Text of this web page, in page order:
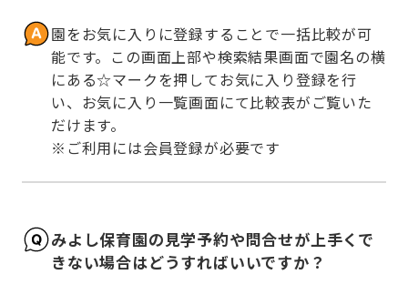
園をお気に入りに登録することで一括比較が可
能です。この画面上部や検索結果画面で園名の横
にある☆マークを押してお気に入り登録を行
い、お気に入り一覧画面にて比較表がご覧いた
だけます。
※ご利用には会員登録が必要です
みよし保育園の見学予約や問合せが上手くで
きない場合はどうすればいいですか？